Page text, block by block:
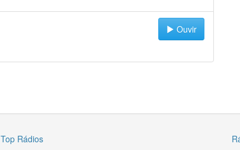
Ouvir
Top Rádios